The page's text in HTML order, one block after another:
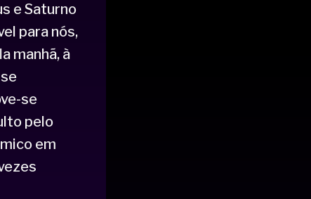
e Saturno
para nós,
manhã, à
se
pelo
em